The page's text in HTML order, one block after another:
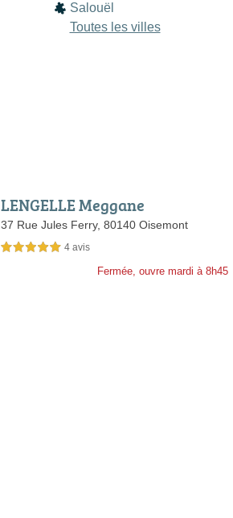
Salouël
Toutes les villes
LENGELLE Meggane
37 Rue Jules Ferry, 80140 Oisemont
5,0 étoiles sur 5 4 avis
Fermée, ouvre mardi à 8h45